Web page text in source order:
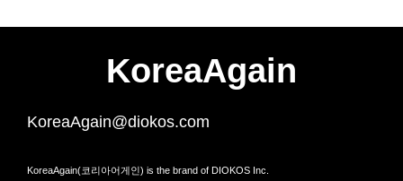
KoreaAgain
KoreaAgain@diokos.com
KoreaAgain(코리아어게인) is the brand of DIOKOS Inc.